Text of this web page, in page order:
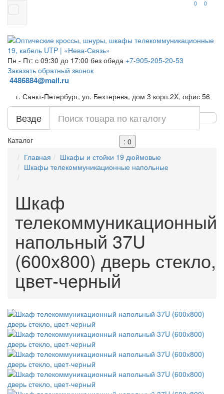
0 0
Пн - Пт: с 09:30 до 17:00 без обеда +7-905-205-20-53
Заказать обратный звонок
4486884@mail.ru
г. Санкт-Петербург, ул. Бехтерева, дом 3 корп.2X, офис 56
Везде
Каталог
: 0
Главная
Шкафы и стойки 19 дюймовые
Шкафы телекоммуникационные напольные
Шкаф
телекоммуникационный
напольный 37U
(600х800) дверь стекло,
цвет-черный